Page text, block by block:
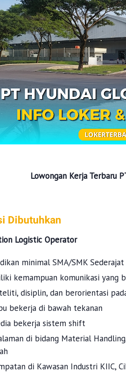
Lowongan Kerja Terbaru
Dibutuhkan
Logistic Operator
minimal SMA/SMK Sederajat
kemampuan komunikasi yang
teliti, disiplin, dan berorientasi
bekerja di bawah tekanan
bekerja sistem shift
di bidang Material
di Kawasan Industri KIIC,